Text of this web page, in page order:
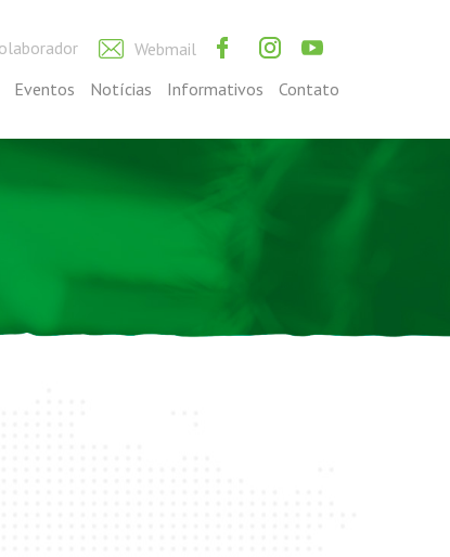
Webmail
Eventos Notícias Informativos Contato